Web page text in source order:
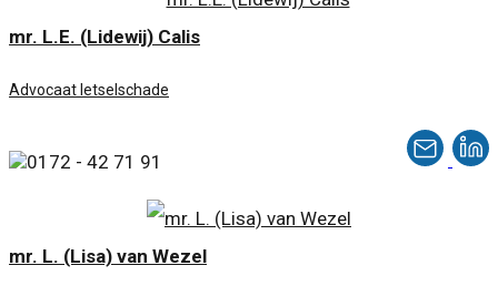
mr. L.E. (Lidewij) Calis
Advocaat letselschade
0172 - 42 71 91
mr. L. (Lisa) van Wezel